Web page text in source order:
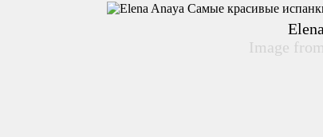
Image